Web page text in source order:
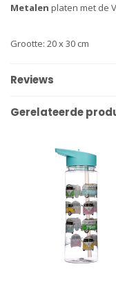
Metalen platen met de
Grootte: 20 x 30 cm
Reviews
Gerelateerde